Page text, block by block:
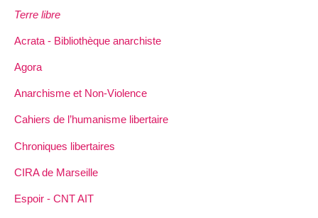
Terre libre
Acrata - Bibliothèque anarchiste
Agora
Anarchisme et Non-Violence
Cahiers de l’humanisme libertaire
Chroniques libertaires
CIRA de Marseille
Espoir - CNT AIT